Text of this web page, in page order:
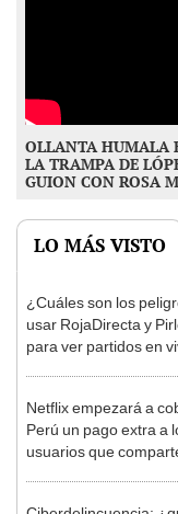
OLLANTA HUMALA
LA TRAMPA DE
GUION CON ROSA
LO MÁS VISTO
¿Cuáles son los
usar RojaDirecta y
para ver partidos en
Netflix empezará a
Perú un pago extra a
usuarios que